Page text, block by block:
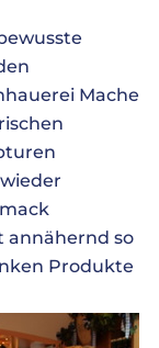
Mache
annähernd so
Produkte